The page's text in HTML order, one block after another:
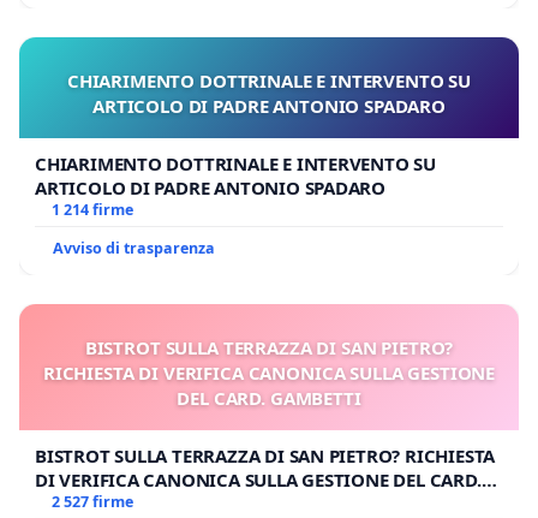
CHIARIMENTO DOTTRINALE E INTERVENTO SU
ARTICOLO DI PADRE ANTONIO SPADARO
CHIARIMENTO DOTTRINALE E INTERVENTO SU
ARTICOLO DI PADRE ANTONIO SPADARO
1 214 firme
Avviso di trasparenza
BISTROT SULLA TERRAZZA DI SAN PIETRO?
RICHIESTA DI VERIFICA CANONICA SULLA GESTIONE
DEL CARD. GAMBETTI
BISTROT SULLA TERRAZZA DI SAN PIETRO? RICHIESTA
DI VERIFICA CANONICA SULLA GESTIONE DEL CARD.
GAMBETTI
2 527 firme